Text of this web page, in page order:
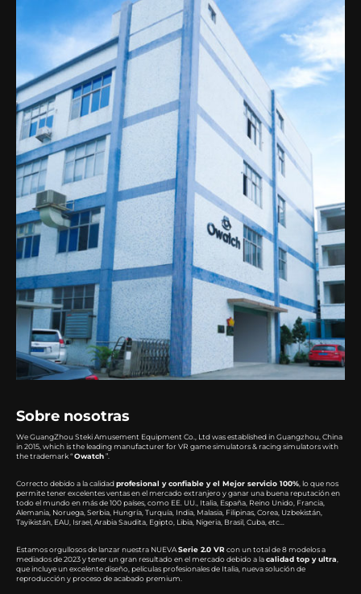
Sobre nosotras
We GuangZhou Steki Amusement Equipment Co., Ltd was established in Guangzhou, China
in 2015, which is the leading manufacturer for VR game simulators & racing simulators with
the trademark “Owatch”.
Correcto debido a la calidadprofesional y confiable y el Mejor servicio 100%, lo que nos
permite tener excelentes ventas en el mercado extranjero y ganar una buena reputación en
todo el mundo en más de 100 países, como EE. UU., Italia, España, Reino Unido, Francia,
Alemania, Noruega, Serbia, Hungría, Turquía, India, Malasia, Filipinas, Corea, Uzbekistán,
Tayikistán, EAU, Israel, Arabia Saudita, Egipto, Libia, Nigeria, Brasil, Cuba, etc…
Estamos orgullosos de lanzar nuestra NUEVASerie 2.0 VRcon un total de 8 modelos a
mediados de 2023 y tener un gran resultado en el mercado debido a lacalidad top y ultra,
que incluye un excelente diseño, películas profesionales de Italia, nueva solución de
reproducción y proceso de acabado premium.